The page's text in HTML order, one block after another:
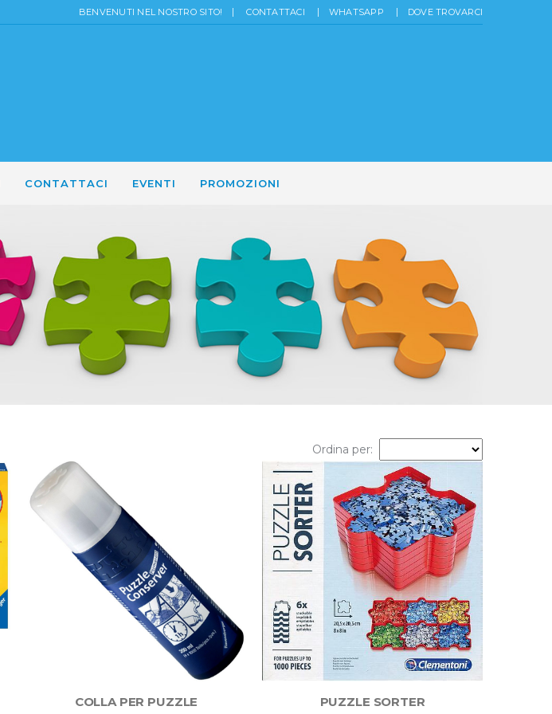
BENVENUTI NEL NOSTRO SITO! CONTATTACI WHATSAPP DOVE TROVARCI
CONTATTACI EVENTI PROMOZIONI
Ordina per:
COLLA PER PUZZLE PUZZLE SORTER